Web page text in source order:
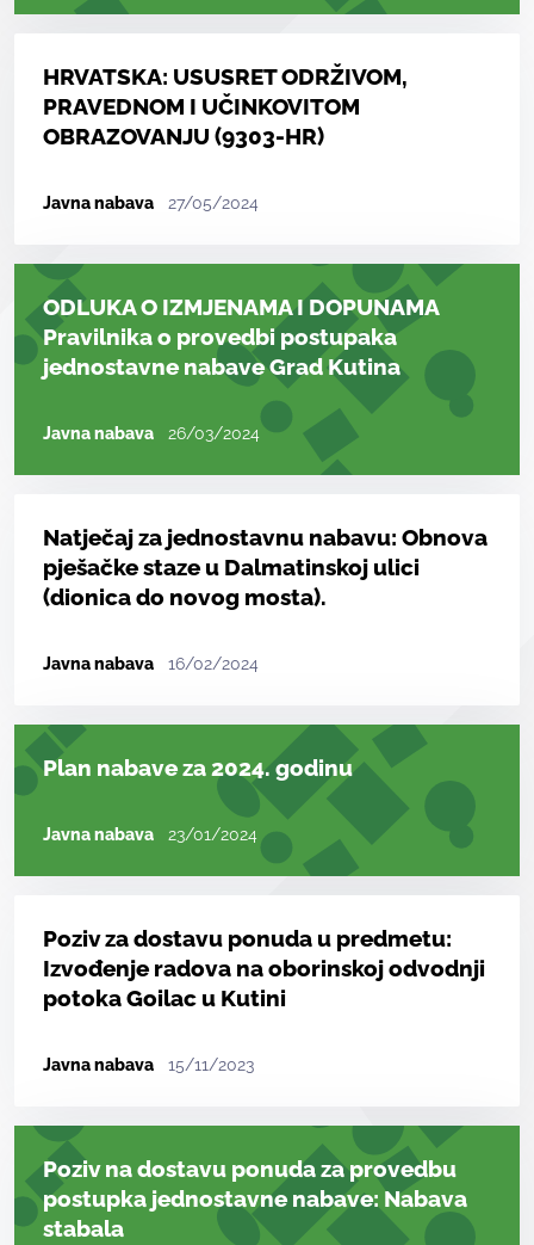
HRVATSKA: USUSRET ODRŽIVOM,
PRAVEDNOM I UČINKOVITOM
OBRAZOVANJU (9303-HR)
Javna nabava 27/05/2024
ODLUKA O IZMJENAMA I DOPUNAMA
Pravilnika o provedbi postupaka
jednostavne nabave Grad Kutina
Javna nabava 26/03/2024
Natječaj za jednostavnu nabavu: Obnova
pješačke staze u Dalmatinskoj ulici
(dionica do novog mosta).
Javna nabava 16/02/2024
Plan nabave za 2024. godinu
Javna nabava 23/01/2024
Poziv za dostavu ponuda u predmetu:
Izvođenje radova na oborinskoj odvodnji
potoka Goilac u Kutini
Javna nabava 15/11/2023
Poziv na dostavu ponuda za provedbu
postupka jednostavne nabave: Nabava
stabala